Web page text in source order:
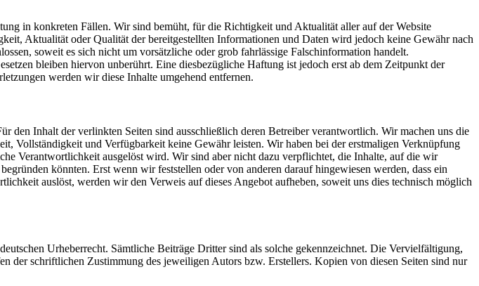
in konkreten Fällen. Wir sind bemüht, für die Richtigkeit und Aktualität aller auf der Website
Aktualität oder Qualität der bereitgestellten Informationen und Daten wird jedoch keine Gewähr nach
soweit es sich nicht um vorsätzliche oder grob fahrlässige Falschinformation handelt.
bleiben hiervon unberührt. Eine diesbezügliche Haftung ist jedoch erst ab dem Zeitpunkt der
werden wir diese Inhalte umgehend entfernen.
Inhalt der verlinkten Seiten sind ausschließlich deren Betreiber verantwortlich. Wir machen uns die
Vollständigkeit und Verfügbarkeit keine Gewähr leisten. Wir haben bei der erstmaligen Verknüpfung
Verantwortlichkeit ausgelöst wird. Wir sind aber nicht dazu verpflichtet, die Inhalte, auf die wir
könnten. Erst wenn wir feststellen oder von anderen darauf hingewiesen werden, dass ein
auslöst, werden wir den Verweis auf dieses Angebot aufheben, soweit uns dies technisch möglich
Urheberrecht. Sämtliche Beiträge Dritter sind als solche gekennzeichnet. Die Vervielfältigung,
der schriftlichen Zustimmung des jeweiligen Autors bzw. Erstellers. Kopien von diesen Seiten sind nur